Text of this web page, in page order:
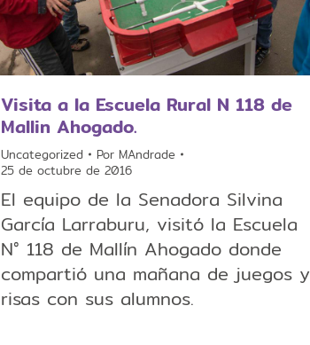
Visita a la Escuela Rural N 118 de
Mallin Ahogado.
Uncategorized Por MAndrade
25 de octubre de 2016
El equipo de la Senadora Silvina
García Larraburu, visitó la Escuela
N° 118 de Mallín Ahogado donde
compartió una mañana de juegos y
risas con sus alumnos.